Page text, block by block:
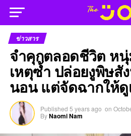
ข่าวสาร
จำคุกตลอดชีวิต หนุ่
เหตุซ้ำ ปล่อยงูพิษสั
นอน แต่จัดฉากให้ดู
Published 5 years ago on
ByNaomi Nam